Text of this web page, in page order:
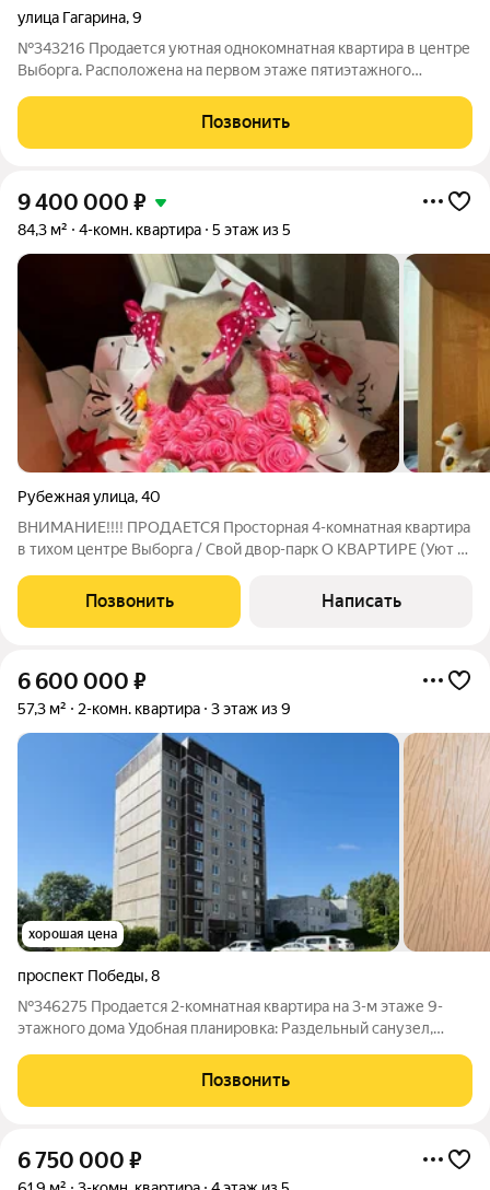
улица Гагарина,9
№343216 Продается уютная однокомнатная квартира в центре
Выборга. Расположена на первом этаже пятиэтажного
площадь квартиры составляет 26,5 м, из которых 15,7 м
Позвонить
9 400 000 ₽
84,3 м² 4-комн. квартира 5 этаж из 5
Рубежная улица,40
ВНИМАНИЕ!!!! ПРОДАЕТСЯ Просторная 4-комнатная квартира
в тихом центре Выборга / Свой двор-парк О КВАРТИРЕ (Уют и
каждый член семьи найдет свой уголок Это не просто метры
это возможность
Позвонить Написать
6 600 000 ₽
57,3 м² 2-комн. квартира 3 этаж из 9
хорошая цена
проспект Победы,8
№346275 Продается 2-комнатная квартира на 3-м этаже 9-
этажного дома Удобная планировка: Раздельный санузел,
подъезд и новый лифт: В доме всего одна парадная,
Позвонить
6 750 000 ₽